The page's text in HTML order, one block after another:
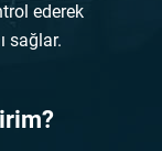
ederek
sağlar.